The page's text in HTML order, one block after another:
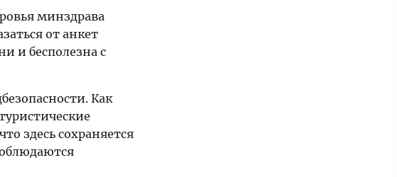
минздрава
от анкет
и бесполезна с
Как
здесь сохраняется